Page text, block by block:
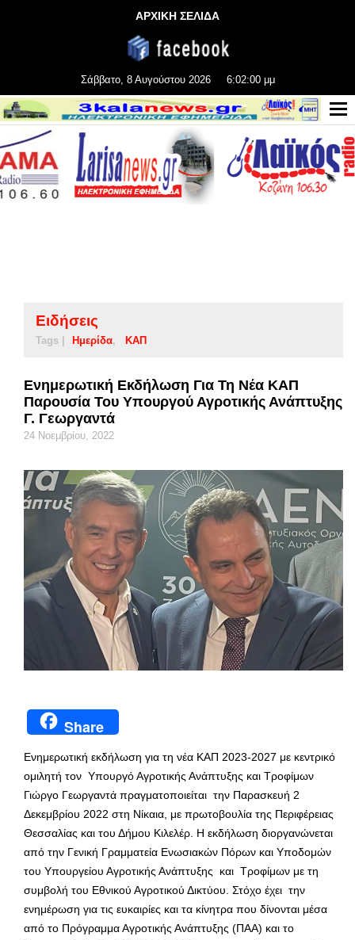
ΑΡΧΙΚΗ ΣΕΛΙΔΑ
Σάββατο, 8 Αυγούστου 2026 6:02:00 μμ
Ειδήσεις
Tags | Ημερίδα ΚΑΠ
Ενημερωτική Εκδήλωση Για Τη Νέα ΚΑΠ
Παρουσία Του Υπουργού Αγροτικής Ανάπτυξης
Γ. Γεωργαντά
24 Νοεμβρίου, 2022
Share
Ενημερωτική εκδήλωση για τη νέα ΚΑΠ 2023-2027 με κεντρικό
ομιλητή τον Υπουργό Αγροτικής Ανάπτυξης και Τροφίμων
Γιώργο Γεωργαντά πραγματοποιείται την Παρασκευή 2
Δεκεμβρίου 2022 στη Νίκαια, με πρωτοβουλία της Περιφέρειας
Θεσσαλίας και του Δήμου Κιλελέρ. Η εκδήλωση διοργανώνεται
από την Γενική Γραμματεία Ενωσιακών Πόρων και Υποδομών
του Υπουργείου Αγροτικής Ανάπτυξης και Τροφίμων με τη
συμβολή του Εθνικού Αγροτικού Δικτύου. Στόχο έχει την
ενημέρωση για τις ευκαιρίες και τα κίνητρα που δίνονται μέσα
από το Πρόγραμμα Αγροτικής Ανάπτυξης (ΠΑΑ) και το